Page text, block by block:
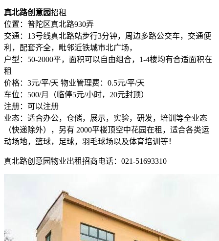
真北路创意园招租
位置：普陀区真北路930弄
交通：13号线真北路站步行3分钟，周边多路公交车，交通便
利，配套齐全，毗邻近铁城市北广场，
户型：50-2000平，面积可以自由组合，1-4楼均有合适面积在
租
价格：3元/平/天 物业管理费：0.5元/平/天
车位：500/月（临停5元/小时，20元封顶）
注册：可以注册
业态：适合办公，仓储，展示，实验，研发，培训等全业态
（快递除外），另有 2000平楼顶空中花园在租，适合各类运
动场地，篮球，足球，羽毛球场以及体育培训等！
真北路创意园物业出租招商电话：021-51693310